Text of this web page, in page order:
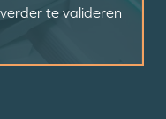
te valideren